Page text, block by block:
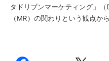
タドリブンマーケティング」
（MR）の関わりという観点か